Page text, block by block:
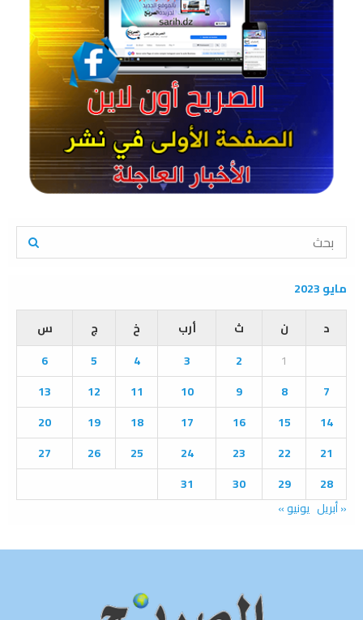
S
r
o
E
A
R
C
H
مايو 2023
د
ن ث أرب خ ج
س
1
2
3
4
5
6
7
8
9
10
11
12
13
14
15
16
17
18
19
20
21
22
23
24
25
26
27
28
29
30
31
« أبريل يونيو »